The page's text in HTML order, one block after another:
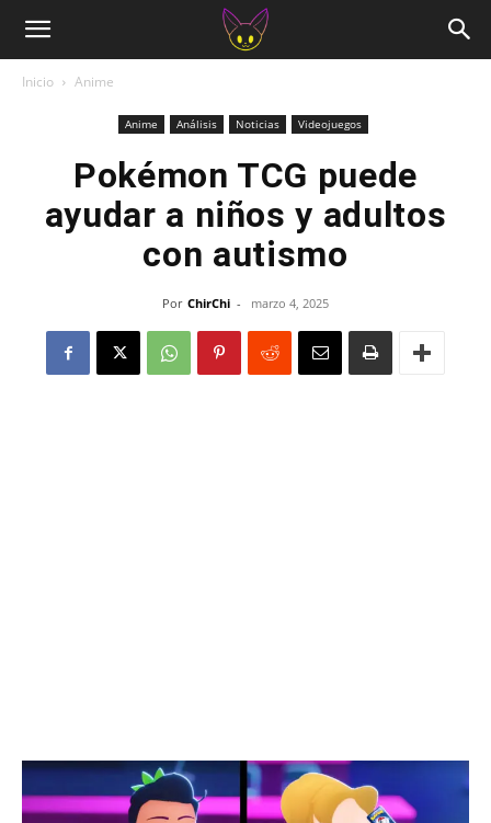
Inicio Anime
Anime Análisis Noticias Videojuegos
Pokémon TCG puede
ayudar a niños y adultos
con autismo
Por ChirChi - marzo 4, 2025